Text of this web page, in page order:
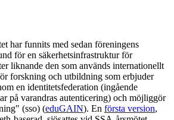
har funnits med sedan föreningens
för en säkerhetsinfrastruktur för
liknande den som används internationellt
forskning och utbildning som erbjuder
en identitetsfederation (ingående
på varandras autenticering) och möjliggör
(sso) (eduGAIN). En första version,